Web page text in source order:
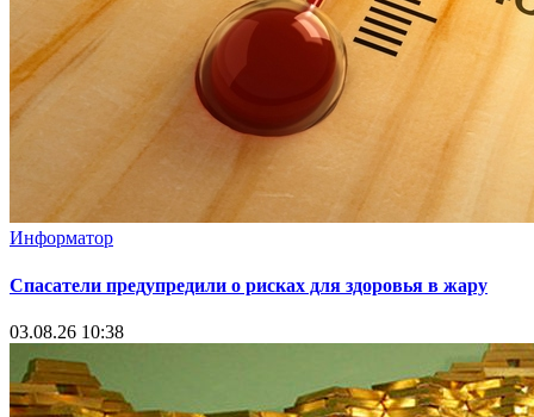
Информатор
Спасатели предупредили о рисках для здоровья в жару
03.08.26 10:38